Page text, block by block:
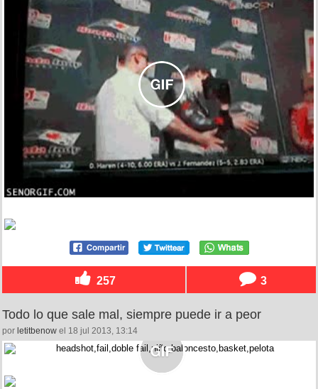
257 3
Todo lo que sale mal, siempre puede ir a peor
por letitbenow el 18 jul 2013, 13:14